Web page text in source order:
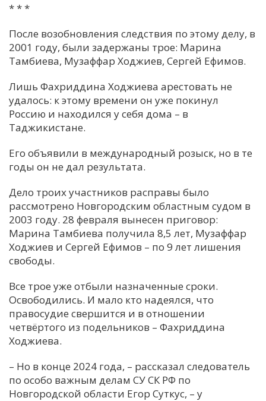
* * *
После возобновления следствия по этому делу, в
2001 году, были задержаны трое: Марина
Тамбиева, Музаффар Ходжиев, Сергей Ефимов.
Лишь Фахриддина Ходжиева арестовать не
удалось: к этому времени он уже покинул
Россию и находился у себя дома – в
Таджикистане.
Его объявили в международный розыск, но в те
годы он не дал результата.
Дело троих участников расправы было
рассмотрено Новгородским областным судом в
2003 году. 28 февраля вынесен приговор:
Марина Тамбиева получила 8,5 лет, Музаффар
Ходжиев и Сергей Ефимов – по 9 лет лишения
свободы.
Все трое уже отбыли назначенные сроки.
Освободились. И мало кто надеялся, что
правосудие свершится и в отношении
четвёртого из подельников – Фахриддина
Ходжиева.
– Но в конце 2024 года, – рассказал следователь
по особо важным делам СУ СК РФ по
Новгородской области Егор Суткус, – у